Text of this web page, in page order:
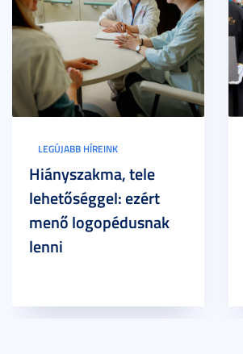
LEGÚJABB HÍREINK
Hiányszakma, tele
lehetőséggel: ezért
menő logopédusnak
lenni